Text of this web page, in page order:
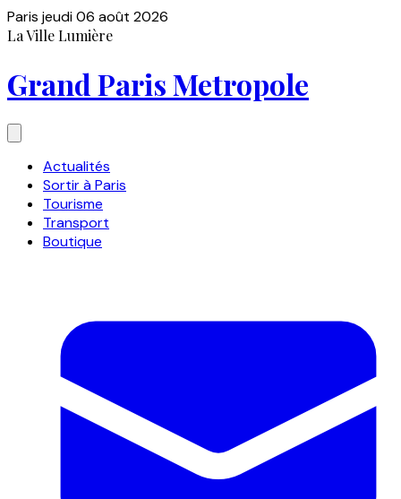
Paris jeudi 06 août 2026
La Ville Lumière
Grand Paris Metropole
Actualités
Sortir à Paris
Tourisme
Transport
Boutique